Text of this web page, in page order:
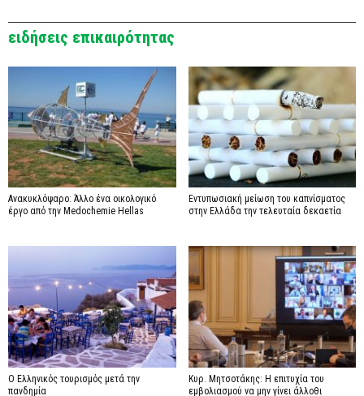
ειδήσεις επικαιρότητας
Ανακυκλόψαρο: Άλλο ένα οικολογικό
έργο από την Medochemie Hellas
Εντυπωσιακή μείωση του καπνίσματος
στην Ελλάδα την τελευταία δεκαετία
Ο Ελληνικός τουρισμός μετά την
πανδημία
Κυρ. Μητσοτάκης: Η επιτυχία του
εμβολιασμού να μην γίνει άλλοθι